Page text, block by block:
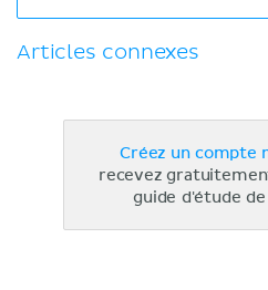
Articles connexes
Créez un compte
recevez
guide d'étude